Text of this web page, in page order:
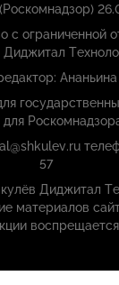
с ограниченной
для
57
Диджитал
материалов